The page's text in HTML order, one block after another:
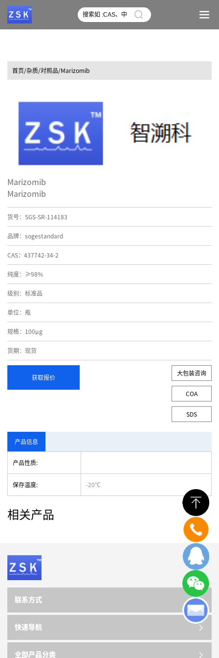
首页/杂质/对照品/Marizomib
Marizomib
Marizomib
货号：SGS-SR-114183
品牌：sogestandard
CAS：437742-34-2
纯度：≥98%
级别：标准品
单位：瓶
规格：100μg
货期：现货
获取报价
大包装咨询
COA
SDS
产品信息
产品性质:
保存温度: -20℃
相关产品
联系方式
快速导航
全部产品分类